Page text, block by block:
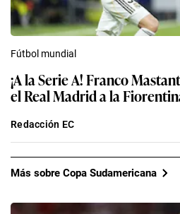
Fútbol mundial
¡A la Serie A! Franco
el Real Madrid a la
Redacción EC
Más sobre Copa Sudamericana